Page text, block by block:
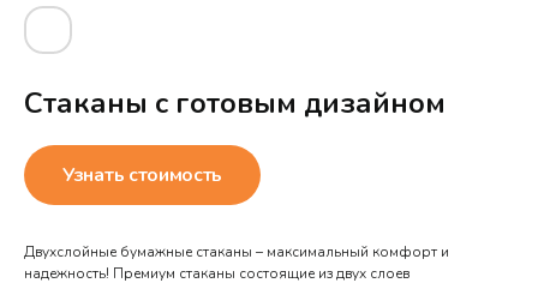
Стаканы с готовым дизайном
Узнать стоимость
Двухслойные бумажные стаканы – максимальный комфорт и
надежность! Премиум стаканы состоящие из двух слоев